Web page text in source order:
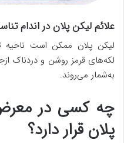
علائم لیکن پلان در اندام
لیکن پلان ممکن است ناحیه
لکه‌های قرمز روشن و دردناک
به‌شمار می‌روند.
چه کسی در معرض
پلان قرار دارد؟